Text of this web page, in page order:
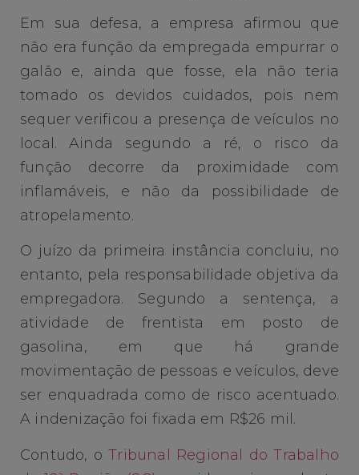
Em sua defesa, a empresa afirmou que
não era função da empregada empurrar o
galão e, ainda que fosse, ela não teria
tomado os devidos cuidados, pois nem
sequer verificou a presença de veículos no
local. Ainda segundo a ré, o risco da
função decorre da proximidade com
inflamáveis, e não da possibilidade de
atropelamento.
O juízo da primeira instância concluiu, no
entanto, pela responsabilidade objetiva da
empregadora. Segundo a sentença, a
atividade de frentista em posto de
gasolina, em que há grande
movimentação de pessoas e veículos, deve
ser enquadrada como de risco acentuado.
A indenização foi fixada em R$26 mil.
Contudo, oTribunal Regional do Trabalho